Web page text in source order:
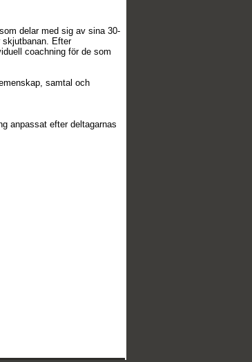
delar med sig av sina 30-
skjutbanan. Efter
coachning för de som
samtal och
anpassat efter deltagarnas